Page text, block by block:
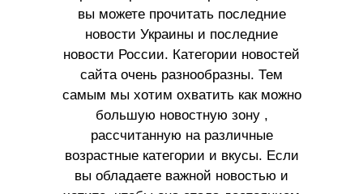
вы можете прочитать последние
новости Украины и последние
новости России. Категории новостей
сайта очень разнообразны. Тем
самым мы хотим охватить как можно
большую новостную зону ,
рассчитанную на различные
возрастные категории и вкусы. Если
вы обладаете важной новостью и